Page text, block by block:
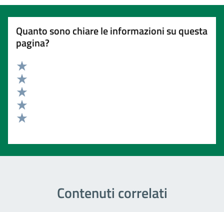
Quanto sono chiare le informazioni su questa
pagina?
Valuta 5 stelle su 5
Valuta 4 stelle su 5
Valuta 3 stelle su 5
Valuta 2 stelle su 5
Contenuti correlati